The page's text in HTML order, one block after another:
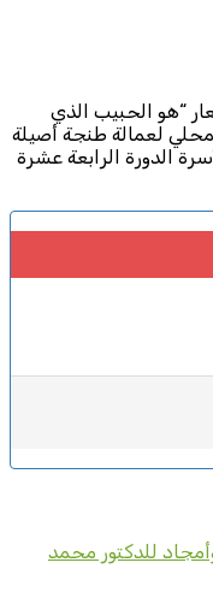
“هو الحبيب الذي
لعمالة طنجة أصيلة
الدورة الرابعة عشرة
للدكتور محمد